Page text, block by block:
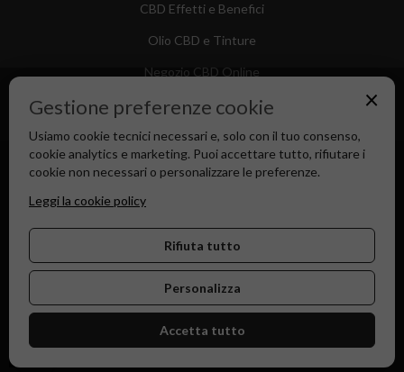
CBD Effetti e Benefici
Olio CBD e Tinture
Negozio CBD Online
×
Gestione preferenze cookie
Usiamo cookie tecnici necessari e, solo con il tuo consenso,
cookie analytics e marketing. Puoi accettare tutto, rifiutare i
cookie non necessari o personalizzare le preferenze.
Leggi la cookie policy
Rifiuta tutto
Personalizza
Accetta tutto
Canapa Market - Il tuo Shop di Fiducia dal 2018